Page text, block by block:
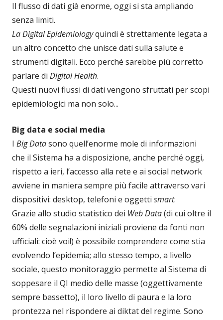
Il flusso di dati già enorme, oggi si sta ampliando
senza limiti.
La Digital Epidemiologyquindi è strettamente legata a
un altro concetto che unisce dati sulla salute e
strumenti digitali. Ecco perché sarebbe più corretto
parlare di Digital Health.
Questi nuovi flussi di dati vengono sfruttati per scopi
epidemiologici ma non solo...
Big data e social media
I Big Datasono quell’enorme mole di informazioni
che il Sistema ha a disposizione, anche perché oggi,
rispetto a ieri, l’accesso alla rete e ai social network
avviene in maniera sempre più facile attraverso vari
dispositivi: desktop, telefoni e oggetti smart.
Grazie allo studio statistico dei Web Data(di cui oltre il
60% delle segnalazioni iniziali proviene da fonti non
ufficiali: cioè voi!) è possibile comprendere come stia
evolvendo l’epidemia; allo stesso tempo, a livello
sociale, questo monitoraggio permette al Sistema di
soppesare il QI medio delle masse (oggettivamente
sempre bassetto), il loro livello di paura e la loro
prontezza nel rispondere ai diktat del regime. Sono